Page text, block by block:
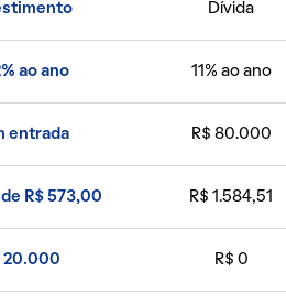
Dívida
ao ano 11% ao ano
entrada R$ 80.000
R$ 573,00 R$ 1.584,51
20.000 R$ 0